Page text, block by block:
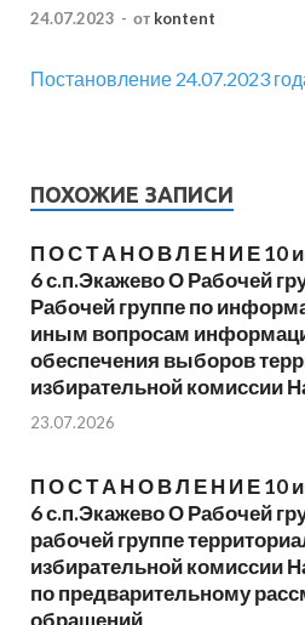
24.07.2023 - от kontent
Постановление 24.07.2023
ПОХОЖИЕ ЗАПИСИ
П О С Т А Н О В Л Е Н И Е 10
6 с.п.Экажево О Рабочей
Рабочей группе по
иным вопросам
обеспечения выборов
избирательной комиссии
23.07.2026
П О С Т А Н О В Л Е Н И Е 10
6 с.п.Экажево О Рабочей
рабочей группе
избирательной комиссии
по предварительному
обращений